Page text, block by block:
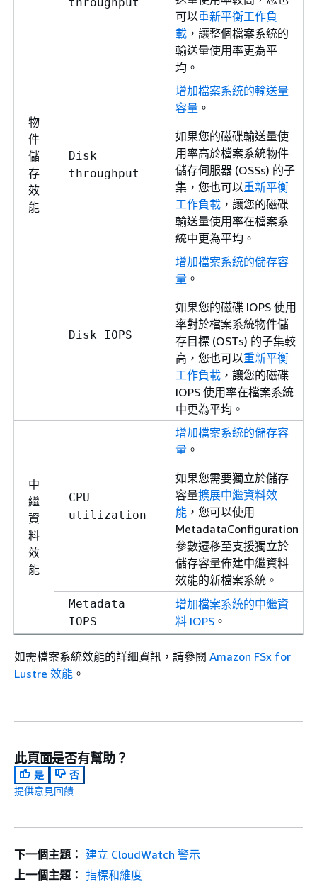
物
件
儲
存
效
能
可以重新平衡工作負
載 ，讓整個檔案系統的
輸送量使用率更為平
均。
Disk
throughput
增加檔案系統的輸送量
容量 。
如果您的磁碟輸送量使
用率高於檔案系統物件
儲存伺服器 (OSSs) 的子
集，您也可以重新平衡
工作負載 ，讓您的磁碟
輸送量使用率在檔案系
統中更為平均。
Disk IOPS
增加檔案系統的儲存容
量 。
如果您的磁碟 IOPS 使用
率對於檔案系統物件儲
存目標 (OSTs) 的子集較
高，您也可以重新平衡
工作負載 ，讓您的磁碟
IOPS 使用率在檔案系統
中更為平均。
中
繼
資
料
效
能
CPU
utilization
增加檔案系統的儲存容
量 。
如果您需要獨立於儲存
容量擴展中繼資料效
能 ，您可以使用
MetadataConfiguration
參數遷移至支援獨立於
儲存容量佈建中繼資料
效能的新檔案系統。
Metadata
IOPS
增加檔案系統的中繼資
料 IOPS 。
如需檔案系統效能的詳細資訊，請參閱 Amazon FSx for
Lustre 效能 。
此頁面是否有幫助？
是
否
提供意見回饋
下一個主題： 建立 CloudWatch 警示
上一個主題： 指標和維度